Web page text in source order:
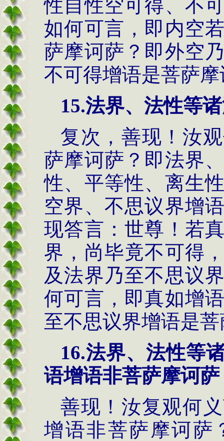
性自性空可得、不
如何可言，即内空
萨摩诃萨？即外空
不可得增语是菩萨
15.法界、法性等
复次，善现！汝
萨摩诃萨？即法界
性、平等性、离生
空界、不思议界增
现答言：世尊！若
界，尚毕竟不可得
及法界乃至不思议
何可言，即真如增
至不思议界增语是
16.法界、法性等
语增语非菩萨摩诃萨
善现！汝复观何
增语非菩萨摩诃萨